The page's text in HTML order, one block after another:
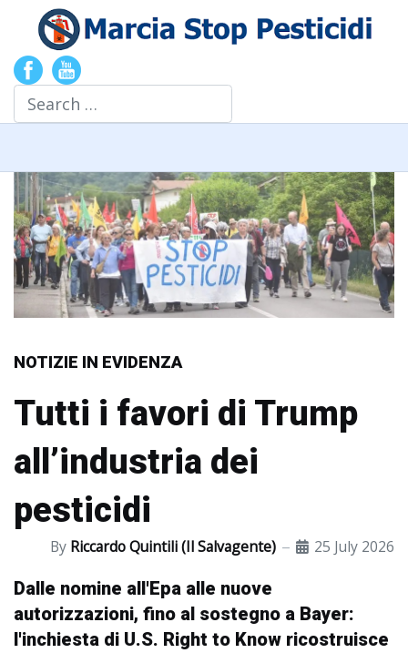
Search
NOTIZIE IN EVIDENZA
Tutti i favori di Trump
all’industria dei
pesticidi
By Riccardo Quintili (Il Salvagente) 25 July 2026
Dalle nomine all'Epa alle nuove
autorizzazioni, fino al sostegno a Bayer:
l'inchiesta di U.S. Right to Know ricostruisce